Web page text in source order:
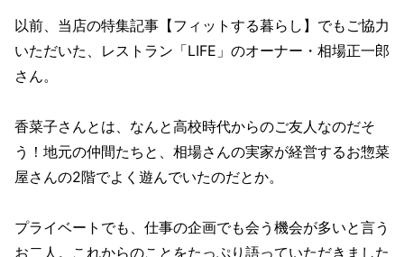
以前、当店の特集記事【フィットする暮らし】でもご協力
いただいた、レストラン「LIFE」のオーナー・相場正一郎
さん。
香菜子さんとは、なんと高校時代からのご友人なのだそ
う！地元の仲間たちと、相場さんの実家が経営するお惣菜
屋さんの2階でよく遊んでいたのだとか。
プライベートでも、仕事の企画でも会う機会が多いと言う
お二人。これからのことをたっぷり語っていただきました